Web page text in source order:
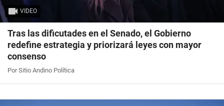
VIDEO
Tras las dificutades en el Senado, el Gobierno
redefine estrategia y priorizará leyes con mayor
consenso
Por Sitio Andino Política